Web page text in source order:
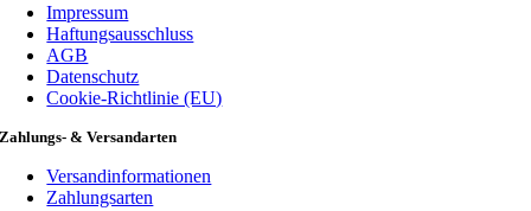
Impressum
Haftungsausschluss
AGB
Datenschutz
Cookie-Richtlinie (EU)
Zahlungs- & Versandarten
Versandinformationen
Zahlungsarten